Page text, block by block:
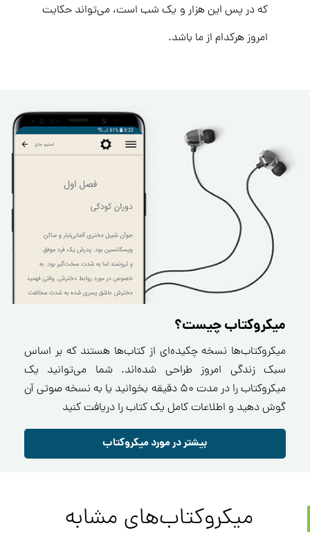
که در پس این هزار و یک شب است، می‌تواند حکایت
امروز هرکدام از ما باشد.
میکروکتاب چیست؟
میکروکتاب‌ها نسخه چکیده‌ای از کتاب‌ها هستند که بر اساس
سبک زندگی امروز طراحی شده‌اند. شما می‌توانید یک
میکروکتاب را در مدت ۵۰ دقیقه بخوانید یا به نسخه صوتی آن
گوش دهید و اطلاعات کامل یک کتاب را دریافت کنید
بیشتر در مورد میکروکتاب
میکروکتاب‌های مشابه